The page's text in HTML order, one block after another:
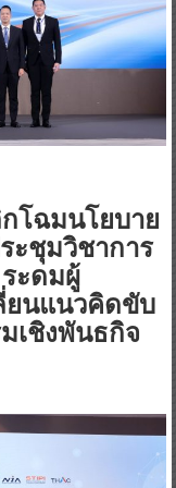
โฉมนโยบาย
ะชุมวิชาการ
ะดมผู้
ยนแนวคิดขับ
เชิงพันธกิจ